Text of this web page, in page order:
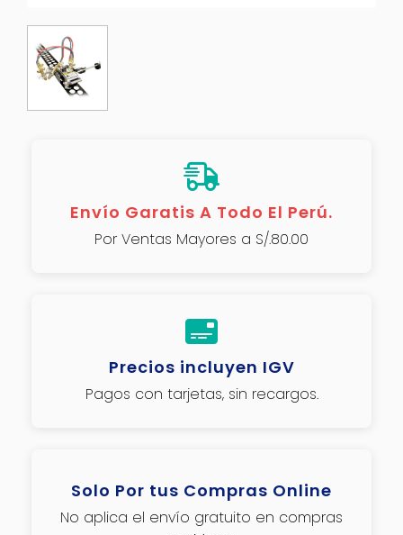
Envío Garatis A Todo El Perú.
Por Ventas Mayores a S/.80.00
Precios incluyen IGV
Pagos con tarjetas, sin recargos.
Solo Por tus Compras Online
No aplica el envío gratuito en compras